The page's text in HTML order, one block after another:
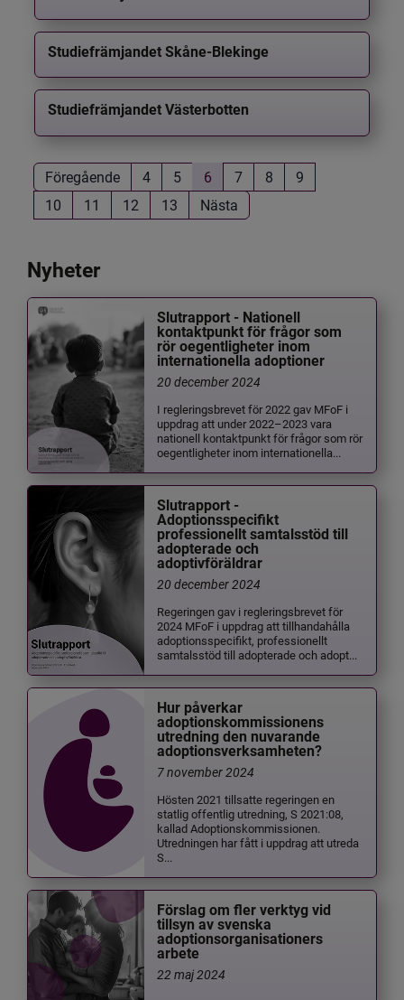
Studiefrämjandet Skåne-Blekinge
Studiefrämjandet Västerbotten
Föregående 4 5 6 7 8
9
10
11 12 13 Nästa
Nyheter
Slutrapport - Nationell
kontaktpunkt för frågor som
rör oegentligheter inom
internationella adoptioner
20 december 2024
I regleringsbrevet för 2022 gav MFoF i
uppdrag att under 2022–2023 vara
nationell kontaktpunkt för frågor som rör
oegentligheter inom internationella...
Slutrapport -
Adoptionsspecifikt
professionellt samtalsstöd till
adopterade och
adoptivföräldrar
20 december 2024
Regeringen gav i regleringsbrevet för
2024 MFoF i uppdrag att tillhandahålla
adoptionsspecifikt, professionellt
samtalsstöd till adopterade och adopt...
Hur påverkar
adoptionskommissionens
utredning den nuvarande
adoptionsverksamheten?
7 november 2024
Hösten 2021 tillsatte regeringen en
statlig offentlig utredning, S 2021:08,
kallad Adoptionskommissionen.
Utredningen har fått i uppdrag att utreda
S...
Förslag om fler verktyg vid
tillsyn av svenska
adoptionsorganisationers
arbete
22 maj 2024